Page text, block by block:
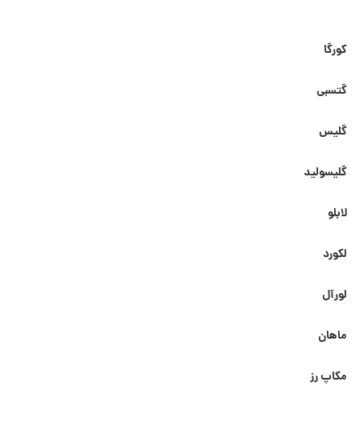
کورگا
گتسبی
گلیس
گلیسولید
لابلو
لکورد
لورآل
ماهان
مکاپ رز